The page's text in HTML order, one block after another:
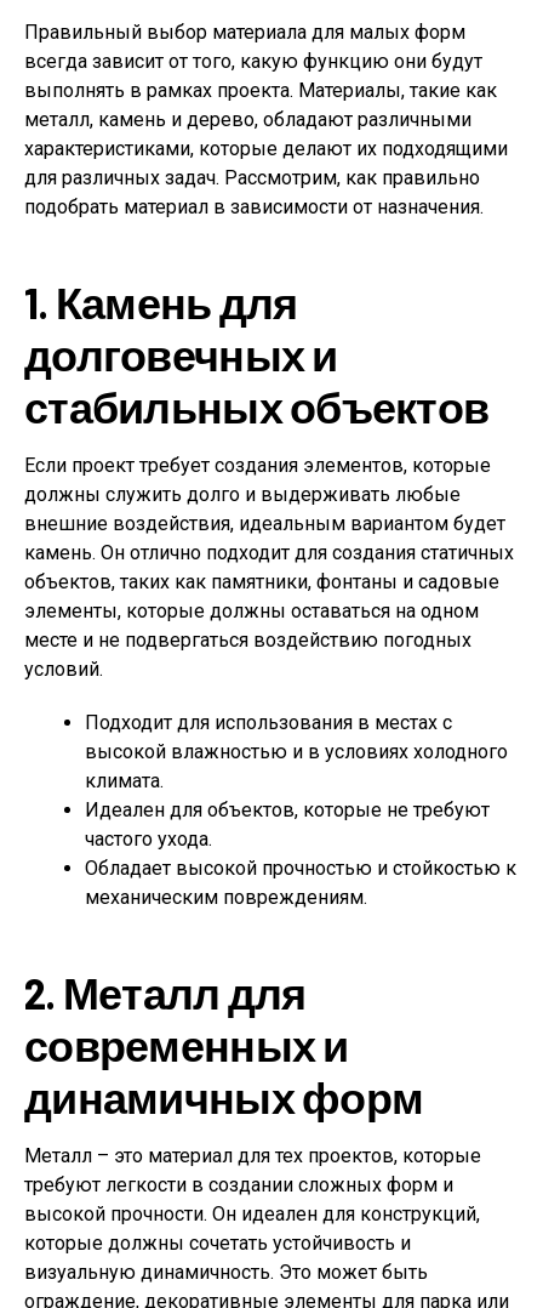
Правильный выбор материала для малых форм
всегда зависит от того, какую функцию они будут
выполнять в рамках проекта. Материалы, такие как
металл, камень и дерево, обладают различными
характеристиками, которые делают их подходящими
для различных задач. Рассмотрим, как правильно
подобрать материал в зависимости от назначения.
1. Камень для
долговечных и
стабильных объектов
Если проект требует создания элементов, которые
должны служить долго и выдерживать любые
внешние воздействия, идеальным вариантом будет
камень. Он отлично подходит для создания статичных
объектов, таких как памятники, фонтаны и садовые
элементы, которые должны оставаться на одном
месте и не подвергаться воздействию погодных
условий.
Подходит для использования в местах с
высокой влажностью и в условиях холодного
климата.
Идеален для объектов, которые не требуют
частого ухода.
Обладает высокой прочностью и стойкостью к
механическим повреждениям.
2. Металл для
современных и
динамичных форм
Металл – это материал для тех проектов, которые
требуют легкости в создании сложных форм и
высокой прочности. Он идеален для конструкций,
которые должны сочетать устойчивость и
визуальную динамичность. Это может быть
ограждение, декоративные элементы для парка или